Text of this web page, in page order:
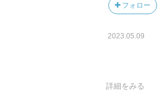
フォロー
2023.05.09
詳細をみる